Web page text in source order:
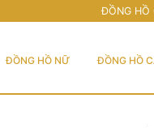
ĐỒNG HỒ
ĐỒNG HỒ NỮ ĐỒNG HỒ